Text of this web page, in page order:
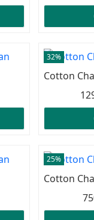
32%
Cotton
25%
Cotton